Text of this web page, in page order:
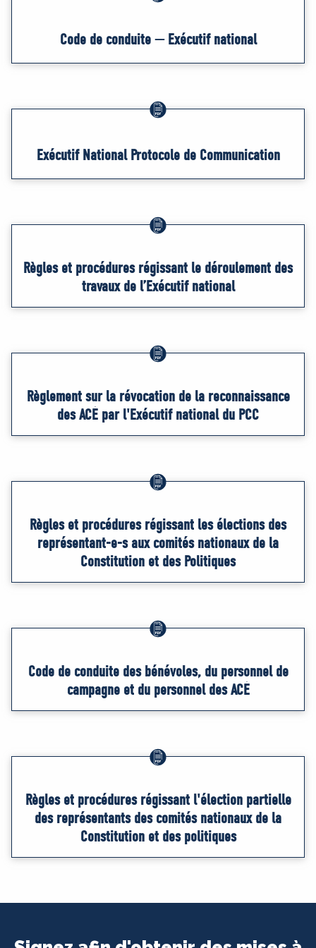
Code de conduite — Exécutif national
Exécutif National Protocole de Communication
Règles et procédures régissant le déroulement des
travaux de l’Exécutif national
Règlement sur la révocation de la reconnaissance
des ACÉ par l'Exécutif national du PCC
Règles et procédures régissant les élections des
représentant-e-s aux comités nationaux de la
Constitution et des Politiques
Code de conduite des bénévoles, du personnel de
campagne et du personnel des ACÉ
Règles et procédures régissant l'élection partielle
des représentants des comités nationaux de la
Constitution et des politiques